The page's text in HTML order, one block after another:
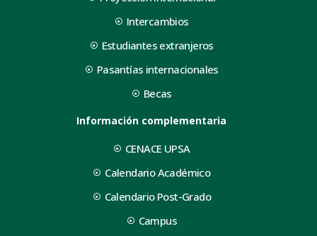
Intercambios
Estudiantes extranjeros
Pasantías internacionales
Becas
Información complementaria
CENACE UPSA
Calendario Académico
Calendario Post-Grado
Campus